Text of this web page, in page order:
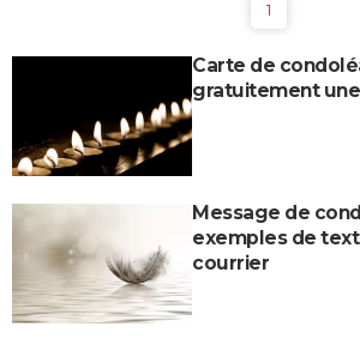
1
Carte de
gratuitement
Message de
exemples de
courrier